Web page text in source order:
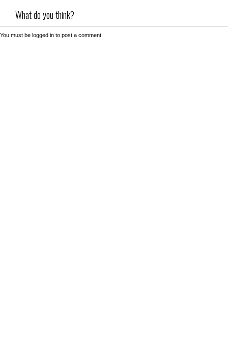
What do you think?
You must be logged in to post a comment.